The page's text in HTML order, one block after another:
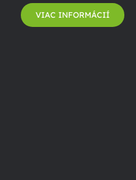
VIAC INFORMÁCIÍ